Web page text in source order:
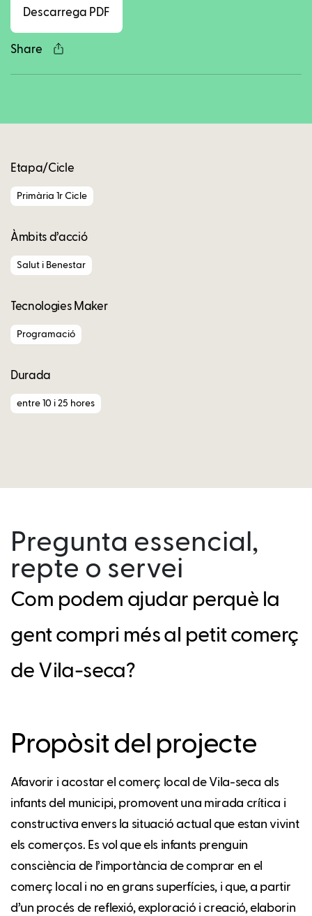
Descarrega PDF
Share
Etapa/Cicle
Primària 1r Cicle
Àmbits d’acció
Salut i Benestar
Tecnologies Maker
Programació
Durada
entre 10 i 25 hores
Pregunta essencial,
repte o servei
Com podem ajudar perquè la
gent compri més al petit comerç
de Vila-seca?
Propòsit del projecte
Afavorir i acostar el comerç local de Vila-seca als
infants del municipi, promovent una mirada crítica i
constructiva envers la situació actual que estan vivint
els comerços. Es vol que els infants prenguin
consciència de l’importància de comprar en el
comerç local i no en grans superfícies, i que, a partir
d’un procés de reflexió, exploració i creació, elaborin